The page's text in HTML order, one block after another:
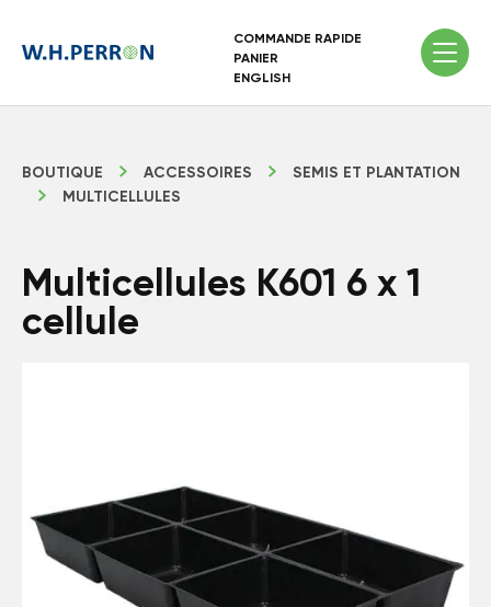
COMMANDE RAPIDE
PANIER
ENGLISH
BOUTIQUE ACCESSOIRES
SEMIS ET PLANTATION
MULTICELLULES
Multicellules K601 6 x 1
cellule